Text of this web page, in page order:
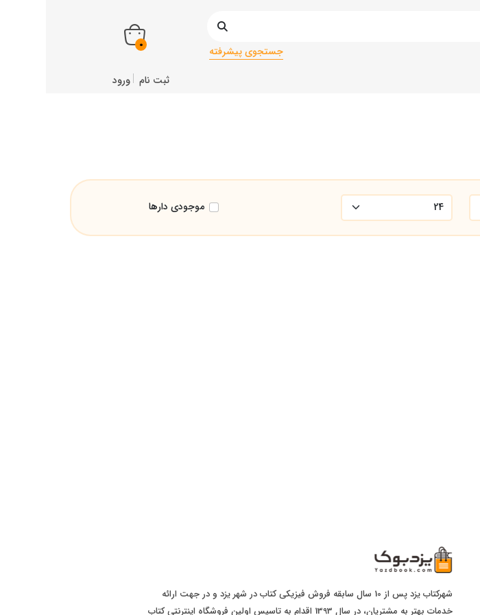
جستجوی پیشرفته 0
ثبت نام
ورود
موجودی دارها
شهرکتاب یزد پس از 10 سال سابقه فروش فیزیکی کتاب در شهر یزد و در جهت ارائه
خدمات بهتر به مشتریان، در سال 1393 اقدام به تاسیس اولین فروشگاه اینترنتی کتاب